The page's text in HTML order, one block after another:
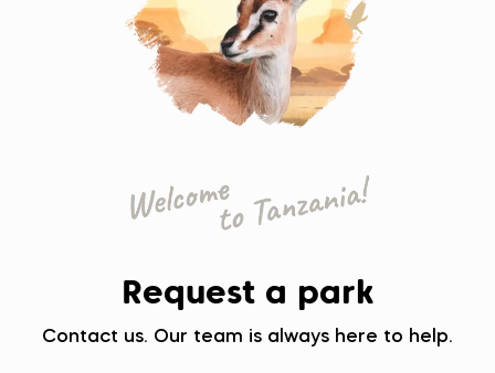
Request a park
Contact us. Our team is always here to help.